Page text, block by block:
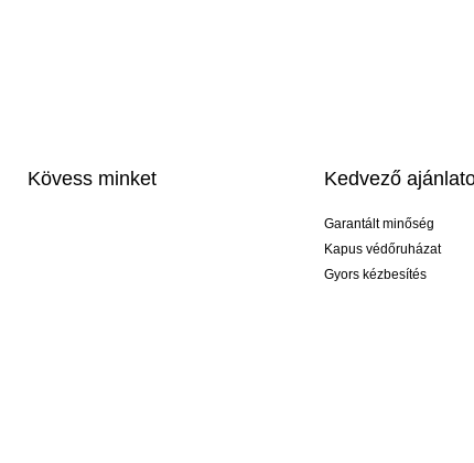
Kövess minket Kedvező
Garantált minőség
Kapus védőruházat
Gyors kézbesítés